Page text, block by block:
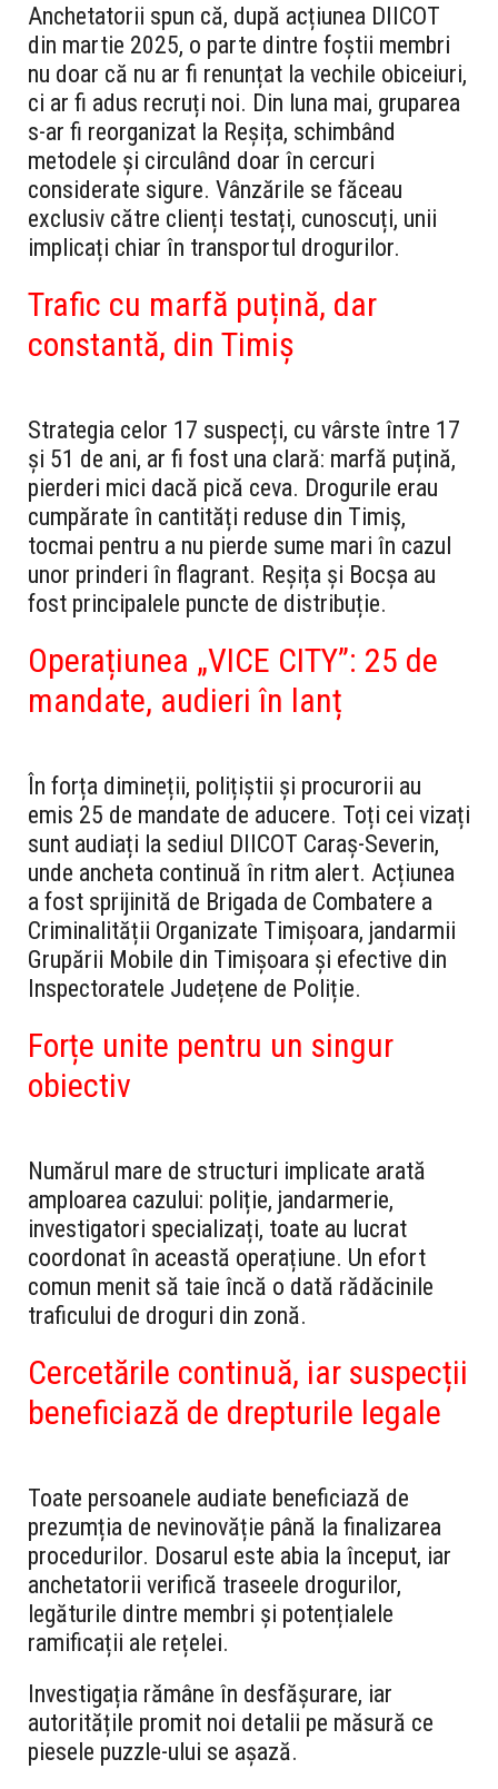
Anchetatorii spun că, după acțiunea DIICOT
din martie 2025, o parte dintre foștii membri
nu doar că nu ar fi renunțat la vechile obiceiuri,
ci ar fi adus recruți noi. Din luna mai, gruparea
s-ar fi reorganizat la Reșița, schimbând
metodele și circulând doar în cercuri
considerate sigure. Vânzările se făceau
exclusiv către clienți testați, cunoscuți, unii
implicați chiar în transportul drogurilor.
Trafic cu marfă puțină, dar
constantă, din Timiș
Strategia celor 17 suspecți, cu vârste între 17
și 51 de ani, ar fi fost una clară: marfă puțină,
pierderi mici dacă pică ceva. Drogurile erau
cumpărate în cantități reduse din Timiș,
tocmai pentru a nu pierde sume mari în cazul
unor prinderi în flagrant. Reșița și Bocșa au
fost principalele puncte de distribuție.
Operațiunea „VICE CITY”: 25 de
mandate, audieri în lanț
În forța dimineții, polițiștii și procurorii au
emis 25 de mandate de aducere. Toți cei vizați
sunt audiați la sediul DIICOT Caraș-Severin,
unde ancheta continuă în ritm alert. Acțiunea
a fost sprijinită de Brigada de Combatere a
Criminalității Organizate Timișoara, jandarmii
Grupării Mobile din Timișoara și efective din
Inspectoratele Județene de Poliție.
Forțe unite pentru un singur
obiectiv
Numărul mare de structuri implicate arată
amploarea cazului: poliție, jandarmerie,
investigatori specializați, toate au lucrat
coordonat în această operațiune. Un efort
comun menit să taie încă o dată rădăcinile
traficului de droguri din zonă.
Cercetările continuă, iar suspecții
beneficiază de drepturile legale
Toate persoanele audiate beneficiază de
prezumția de nevinovăție până la finalizarea
procedurilor. Dosarul este abia la început, iar
anchetatorii verifică traseele drogurilor,
legăturile dintre membri și potențialele
ramificații ale rețelei.
Investigația rămâne în desfășurare, iar
autoritățile promit noi detalii pe măsură ce
piesele puzzle-ului se așază.